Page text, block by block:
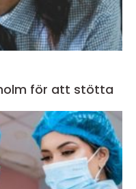
för att stötta